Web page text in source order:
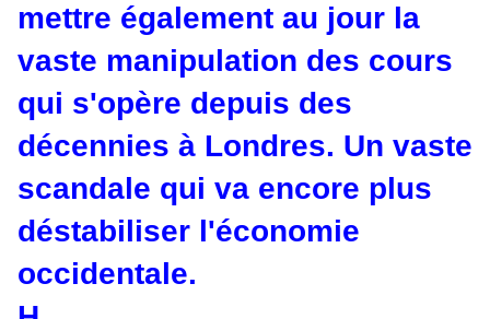
mettre également au jour la
vaste manipulation des cours
qui s'opère depuis des
décennies à Londres. Un vaste
scandale qui va encore plus
déstabiliser l'économie
occidentale.